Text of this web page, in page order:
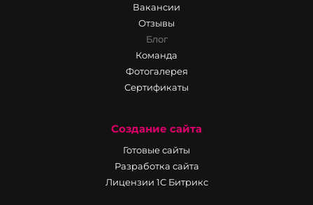
Вакансии
Отзывы
Блог
Команда
Фотогалерея
Сертификаты
Создание сайта
Готовые сайты
Разработка сайта
Лицензии 1С Битрикс